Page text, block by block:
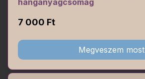
hanganyagcsomag
7 000 Ft
Megveszem most